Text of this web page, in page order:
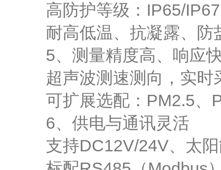
高防护等级：IP65/IP67
耐高低温、抗凝露、防
5、测量精度高、响应
超声波测速测向，实时
可扩展选配：PM2.5、
6、供电与通讯灵活
支持DC12V/24V、太阳